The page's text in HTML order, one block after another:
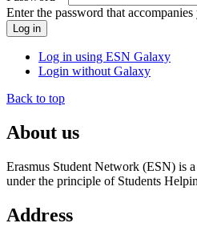
Enter the password that accompanies
Log in using ESN Galaxy
Login without Galaxy
Back to top
About us
Erasmus Student Network (ESN) is
under the principle of Students
Address